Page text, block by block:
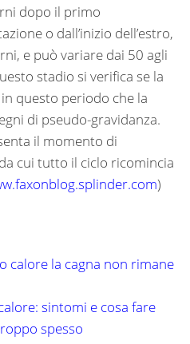
dopo il primo
o dall’inizio dell’estro,
e può variare dai 50 agli
stadio si verifica se la
questo periodo che la
di pseudo-gravidanza.
il momento di
cui tutto il ciclo ricomincia
)
calore la cagna non rimane
sintomi e cosa fare
spesso